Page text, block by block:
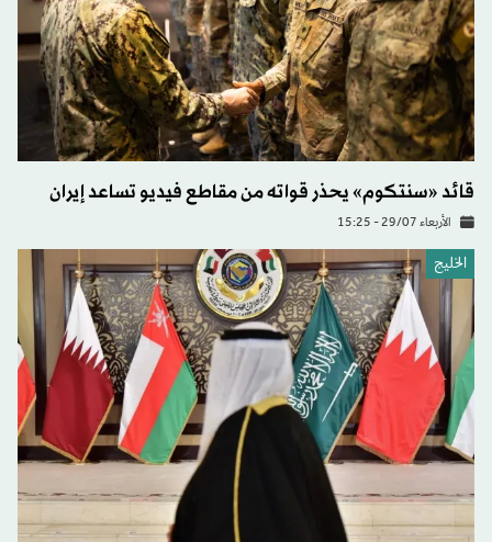
قائد «سنتكوم» يحذر قواته من مقاطع فيديو تساعد إيران
الأربعاء 29/07 - 15:25
الخليج